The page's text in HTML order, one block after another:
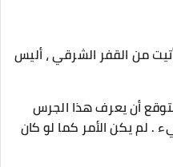
من القفر الشرقي ، أليس
أن يعرف هذا الجرس
. لم يكن الأمر كما لو كان